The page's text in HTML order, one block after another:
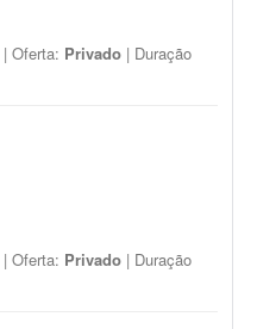
| Oferta: Privado | Duração
| Oferta: Privado | Duração